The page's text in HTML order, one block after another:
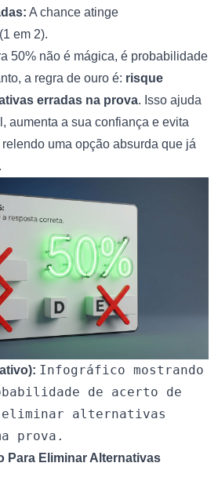
A chance atinge
(1 em 2).
50% não é mágica, é probabilidade
a regra de ouro é: risque
erradas na prova. Isso ajuda
aumenta a sua confiança e evita
uma opção absurda que já
Infográfico mostrando
de acerto de
eliminar alternativas
prova.
Para Eliminar Alternativas